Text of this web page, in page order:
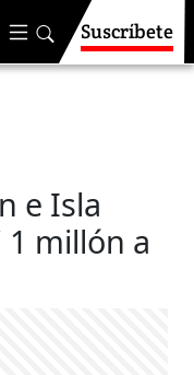
Suscríbete
e Isla
1 millón a